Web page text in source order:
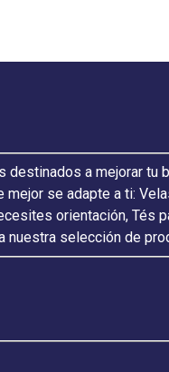
destinados a mejorar tu
se adapte a ti:
orientación, Tés
nuestra selección de